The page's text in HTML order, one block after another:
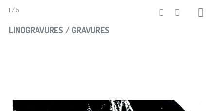
LINOGRAVURES / GRAVURES
1/ 5
Merci du partage :-)